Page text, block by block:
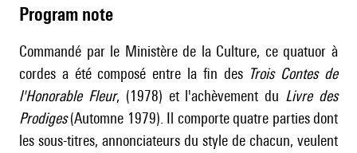
Program note
Commandé par le Ministère de la Culture, ce quatuor à
cordes a été composé entre la fin des Trois Contes de
l'Honorable Fleur, (1978) et l'achèvement du Livre des
Prodiges(Automne 1979). Il comporte quatre parties dont
les sous-titres, annonciateurs du style de chacun, veulent